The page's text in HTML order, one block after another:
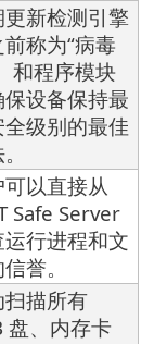
更新检测引擎
前称为“病毒
和程序模块
保设备保持最
全级别的最佳
可以直接从
Safe Server
行进程和文
誉。
扫描所有
盘、内存卡